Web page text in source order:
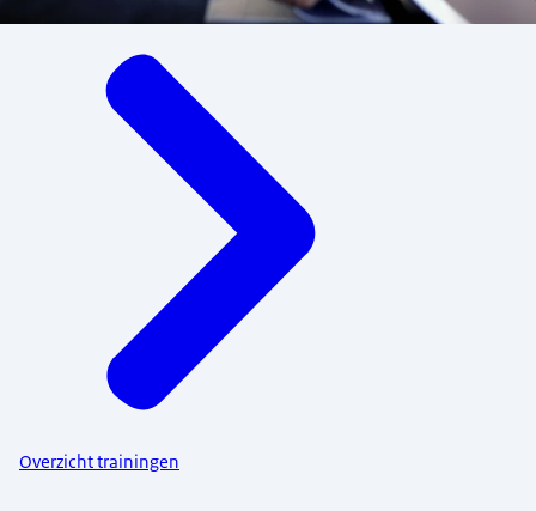
Overzicht trainingen